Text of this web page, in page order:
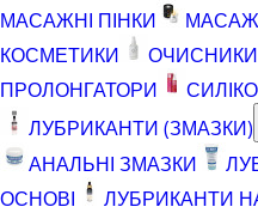
МАСАЖНІ ПІНКИ
КОСМЕТИКИ
ОЧИСНИКИ
ПРОЛОНГАТОРИ
ЛУБРИКАНТИ (ЗМАЗКИ)
АНАЛЬНІ ЗМАЗКИ
ОСНОВІ
ЛУБРИКАНТИ